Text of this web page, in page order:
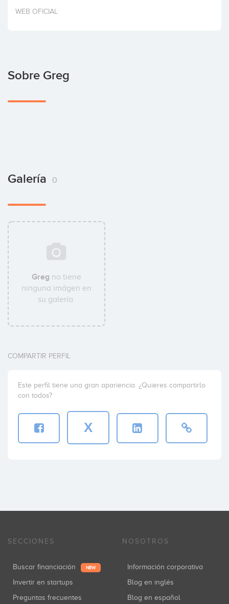
Invertir
WEB OFICIAL
Sobre Greg
Galería 0
Greg no tiene
ninguna imágen en
su galería.
COMPARTIR PERFIL
Este perfil tiene una gran apariencia. ¿Quieres compartirlo
con todos?
X
SECCIONES
Buscar financiación NEW
Invertir en startups
Preguntas frecuentes
NOSOTROS
Información corporativa
Blog en inglés
Blog en español